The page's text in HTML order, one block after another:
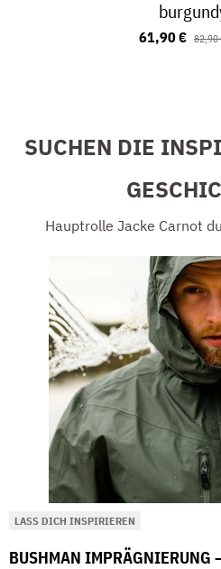
61,90 € 82,90
SUCHEN DIE
Hauptrolle Jacke Carnot
LASS DICH INSPIRIEREN
BUSHMAN IMPRÄGNIERUNG